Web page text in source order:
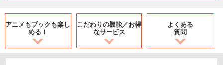
アニメもブックも楽し
める！
こだわりの機能／お得
なサービス
よくある
質問